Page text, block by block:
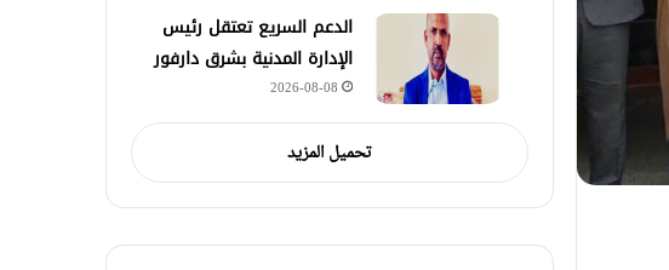
الدعم السريع تعتقل رئيس
الإدارة المدنية بشرق دارفور
2026-08-08
تحميل المزيد